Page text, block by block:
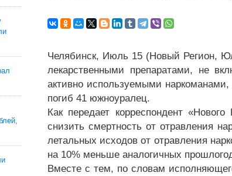
Челябинск, Июль 15 (Новый Регион,
лекарственными препаратами, не
активно используемыми
погиб 41 южноуралец.
Как передает корреспондент
снизить смертность от отравления
летальных исходов от отравления
на 10% меньше аналогичных
Вместе с тем, по словам